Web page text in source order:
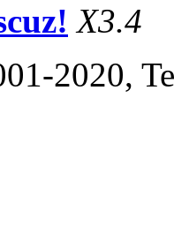
X3.4
2020,